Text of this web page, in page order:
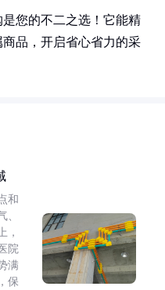
您的不二之选！它能精
品，开启省心省力的采
和
、
，
院
满
保